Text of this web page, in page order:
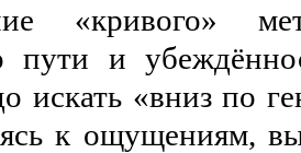
«кривого»
пути и
искать «вниз по
к ощущениям,